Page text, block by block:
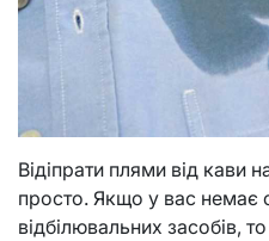
Відіпрати плями від кави
просто. Якщо у вас немає
відбілювальних засобів,